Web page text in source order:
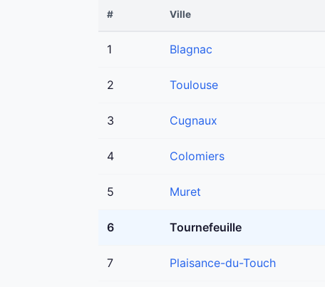
# Ville
1 Blagnac
2 Toulouse
3 Cugnaux
4 Colomiers
5 Muret
6 Tournefeuille
7 Plaisance-du-Touch